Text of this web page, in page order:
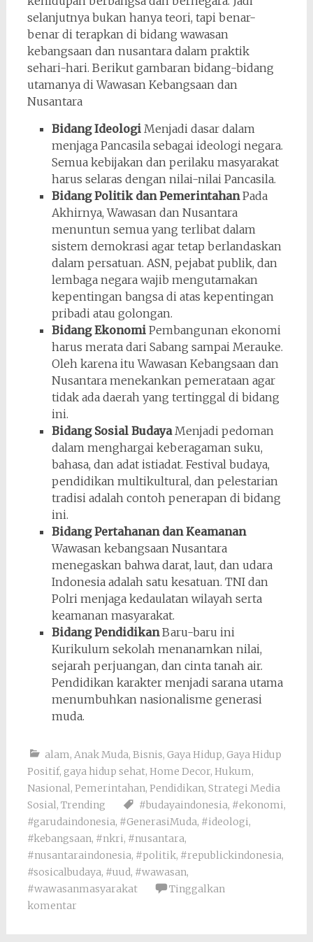
selanjutnya bukan hanya teori, tapi benar-
benar di terapkan di bidang wawasan
kebangsaan dan nusantara dalam praktik
sehari-hari. Berikut gambaran bidang-bidang
utamanya di Wawasan Kebangsaan dan
Nusantara
Bidang IdeologiMenjadi dasar dalam
menjaga Pancasila sebagai ideologi negara.
Semua kebijakan dan perilaku masyarakat
harus selaras dengan nilai-nilai Pancasila.
Bidang Politik dan PemerintahanPada
Akhirnya, Wawasan dan Nusantara
menuntun semua yang terlibat dalam
sistem demokrasi agar tetap berlandaskan
dalam persatuan. ASN, pejabat publik, dan
lembaga negara wajib mengutamakan
kepentingan bangsa di atas kepentingan
pribadi atau golongan.
Bidang EkonomiPembangunan ekonomi
harus merata dari Sabang sampai Merauke.
Oleh karena itu Wawasan Kebangsaan dan
Nusantara menekankan pemerataan agar
tidak ada daerah yang tertinggal di bidang
ini.
Bidang Sosial BudayaMenjadi pedoman
dalam menghargai keberagaman suku,
bahasa, dan adat istiadat. Festival budaya,
pendidikan multikultural, dan pelestarian
tradisi adalah contoh penerapan di bidang
ini.
Bidang Pertahanan dan Keamanan
Wawasan kebangsaan Nusantara
menegaskan bahwa darat, laut, dan udara
Indonesia adalah satu kesatuan. TNI dan
Polri menjaga kedaulatan wilayah serta
keamanan masyarakat.
Bidang PendidikanBaru-baru ini
Kurikulum sekolah menanamkan nilai,
sejarah perjuangan, dan cinta tanah air.
Pendidikan karakter menjadi sarana utama
menumbuhkan nasionalisme generasi
muda.
alam, Anak Muda, Bisnis, Gaya Hidup, Gaya Hidup
Positif, gaya hidup sehat, Home Decor, Hukum,
Nasional, Pemerintahan, Pendidikan, Strategi Media
Sosial, Trending #budayaindonesia, #ekonomi,
#garudaindonesia, #GenerasiMuda, #ideologi,
#kebangsaan, #nkri, #nusantara,
#nusantaraindonesia, #politik, #republickindonesia,
#sosicalbudaya, #uud, #wawasan,
#wawasanmasyarakat
Tinggalkan
komentar